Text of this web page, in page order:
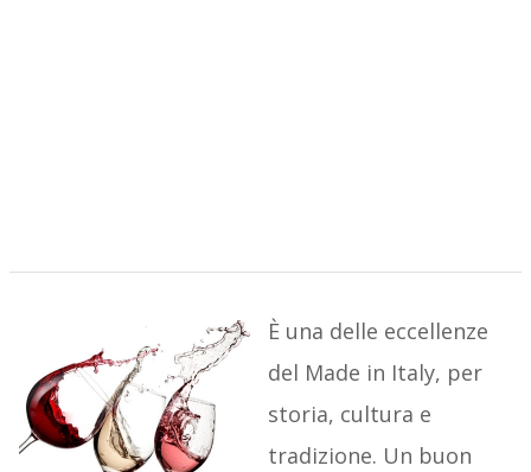
È una delle eccellenze
del Made in Italy, per
storia, cultura e
tradizione. Un buon